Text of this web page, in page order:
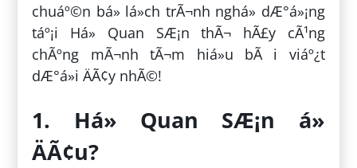
chuáº©n bá» lá»ch trÃ¬nh nghá» dÆ°á»¡ng
táº¡i Há» Quan SÆ¡n thÃ¬ hÃ£y cÃ¹ng
chÃºng mÃ¬nh tÃ¬m hiá»u bÃ i viáº¿t
dÆ°á»i ÄÃ¢y nhÃ©!
1. Há» Quan SÆ¡n á»
ÄÃ¢u?